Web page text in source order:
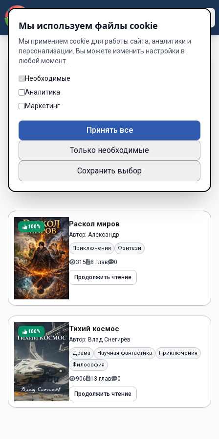
Книги о Иные миры —
читать онлайн
бесплатно
Подборка книг по жанру «Иные миры»
Новинки Популярные
100% Раскол миров
Автор: Александр
Приключения Фэнтези
315 8 глав 0
Продолжить чтение
100% Тихий космос
Автор: Влад Снегирёв
Драма Научная фантастика
Приключения
Философия
906 13 глав 0
Продолжить чтение
Мы используем файлы cookie
Мы применяем cookie для работы сайта, аналитики и
персонализации. Вы можете изменить настройки в
любой момент.
Необходимые
Аналитика
Маркетинг
Принять все
Только необходимые
Сохранить выбор